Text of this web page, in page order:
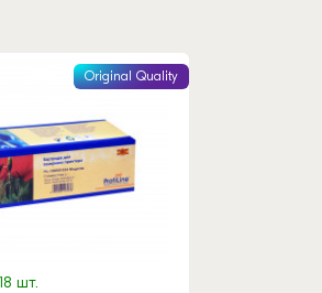
Original Quality
шт.